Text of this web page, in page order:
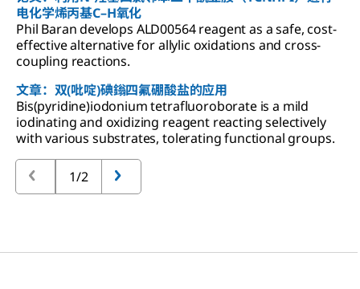
电化学烯丙基C–H氧化
Phil Baran develops ALD00564 reagent as a safe, cost-
effective alternative for allylic oxidations and cross-
coupling reactions.
文章：双(吡啶)碘鎓四氟硼酸盐的应用
Bis(pyridine)iodonium tetrafluoroborate is a mild
iodinating and oxidizing reagent reacting selectively
with various substrates, tolerating functional groups.
1/2